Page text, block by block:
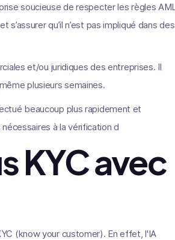
soucieuse de respecter les règles AML
qu’il n’est pas impliqué dans des
et/ou juridiques des entreprises. Il
plusieurs semaines.
beaucoup plus rapidement et
à la vérification d
KYC avec
(know your customer). En effet, l'IA